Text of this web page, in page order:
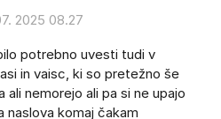
2025 08.27
potrebno uvesti tudi v
in vaisc, ki so pretežno še
nemorejo ali pa si ne upajo
komaj čakam